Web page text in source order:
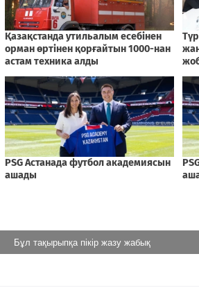
Бұл тақырыпқа пікір жазу жабық